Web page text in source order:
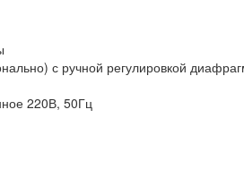
с ручной регулировкой
220В, 50Гц